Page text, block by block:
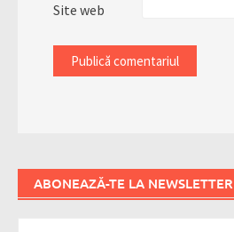
Site web
ABONEAZĂ-TE LA NEWSLETTER